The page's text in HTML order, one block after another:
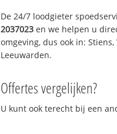
De 24/7 loodgieter
2037023 en we helpen u
omgeving, dus ook in:
Leeuwarden.
Offertes vergelijken?
U kunt ook terecht bij een